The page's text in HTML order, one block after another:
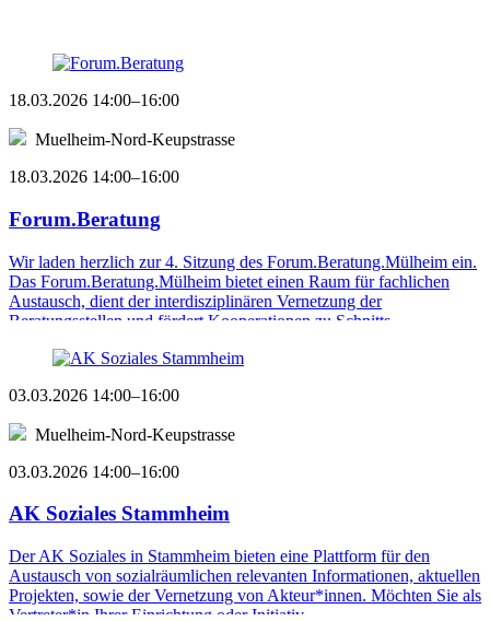
18.03.2026 14:00–16:00
Muelheim-Nord-Keupstrasse
18.03.2026 14:00–16:00
Forum.Beratung
Wir laden herzlich zur 4. Sitzung des Forum.Beratung.Mülheim ein.
Das Forum.Beratung.Mülheim bietet einen Raum für fachlichen
Austausch, dient der interdisziplinären Vernetzung der
Beratungsstellen und fördert Kooperationen zu Schnitts ...
03.03.2026 14:00–16:00
Muelheim-Nord-Keupstrasse
03.03.2026 14:00–16:00
AK Soziales Stammheim
Der AK Soziales in Stammheim bieten eine Plattform für den
Austausch von sozialräumlichen relevanten Informationen, aktuellen
Projekten, sowie der Vernetzung von Akteur*innen. Möchten Sie als
Vertreter*in Ihrer Einrichtung oder Initiativ ...